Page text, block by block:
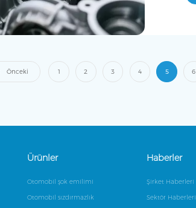
Önceki 1 2 3 4 5 6
Ürünler
Otomobil şok emilimi
Otomobil sızdırmazlık
Haberler
Şirket Haberleri
Sektör Haberleri